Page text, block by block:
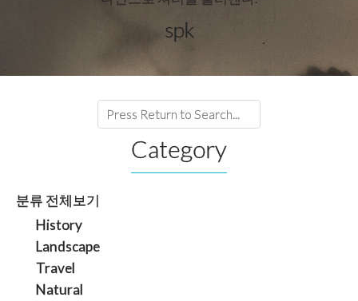
spk
Category
분류 전체보기
History
Landscape
Travel
Natural